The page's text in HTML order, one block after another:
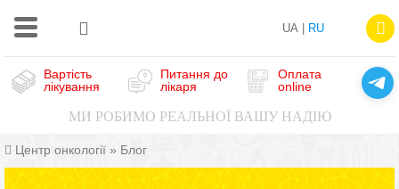
UA | RU
Вартість
лікування
Питання до
лікаря
Оплата
online
МИ РОБИМО РЕАЛЬНОЇ ВАШУ НАДІЮ
Центр онкології » Блог